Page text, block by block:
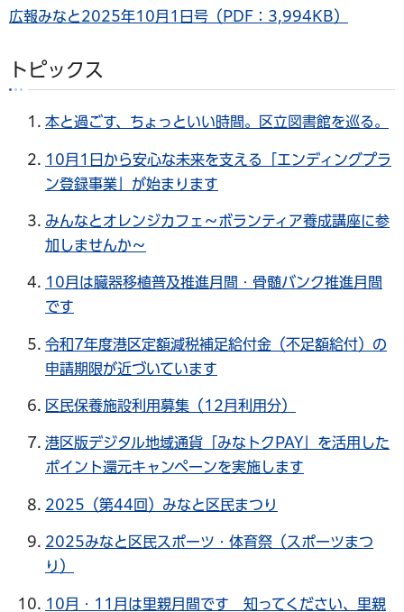
広報みなと2025年10月1日号（PDF：3,994KB）
トピックス
本と過ごす、ちょっといい時間。区立図書館を巡る。
10月1日から安心な未来を支える「エンディングプラ
ン登録事業」が始まります
みんなとオレンジカフェ～ボランティア養成講座に参
加しませんか～
10月は臓器移植普及推進月間・骨髄バンク推進月間
です
令和7年度港区定額減税補足給付金（不足額給付）の
申請期限が近づいています
区民保養施設利用募集（12月利用分）
港区版デジタル地域通貨「みなトクPAY」を活用した
ポイント還元キャンペーンを実施します
2025（第44回）みなと区民まつり
2025みなと区民スポーツ・体育祭（スポーツまつ
り）
10月・11月は里親月間です 知ってください、里親